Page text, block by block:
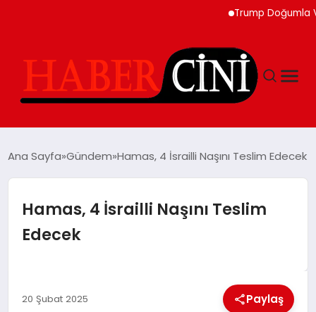
Trump Doğumla
GÜNCEL
Ana Sayfa Gündem Hamas, 4 İsrailli Naşını Teslim Edecek
Hamas, 4 İsrailli Naşını Teslim
Edecek
20 Şubat 2025 Paylaş